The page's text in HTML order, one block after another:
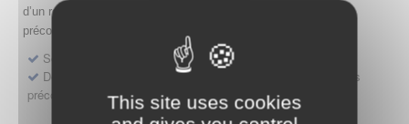
This site uses cookies
d’un renouvellement, d’une modification ou d’un retrait d'accès
précoce
Sollicitation RDV pré-dépôt accès précoce pré-AMM
Déposer une demande ou faire évoluer une décision d'accès
précoce